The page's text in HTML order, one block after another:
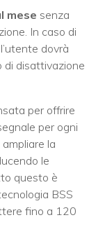
mese senza
In caso di
dovrà
di disattivazione
per offrire
per ogni
la
le
questo è
BSS
fino a 120